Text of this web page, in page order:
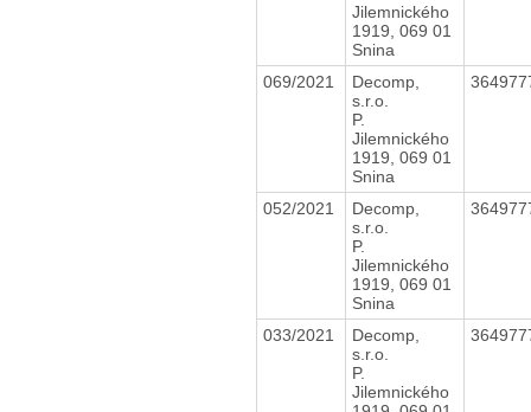
Jilemnického
1919, 069 01
Snina
069/2021
Decomp,
s.r.o.
P.
Jilemnického
1919, 069 01
Snina
052/2021
Decomp,
s.r.o.
P.
Jilemnického
1919, 069 01
Snina
033/2021
Decomp,
s.r.o.
P.
Jilemnického